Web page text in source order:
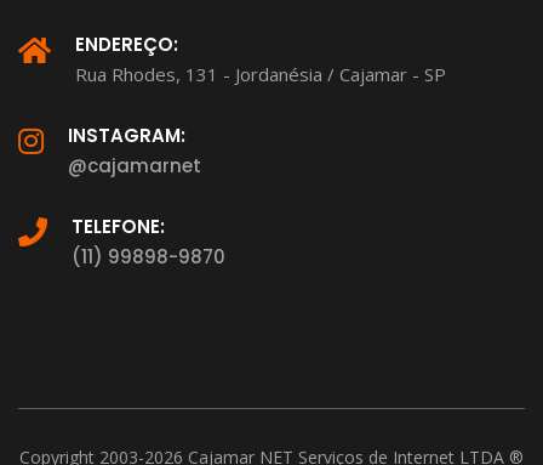
ENDEREÇO:
Rua Rhodes, 131 - Jordanésia / Cajamar - SP
INSTAGRAM:
@cajamarnet
TELEFONE:
(11) 99898-9870
Copyright 2003-2026 Cajamar NET Serviços de Internet LTDA ®